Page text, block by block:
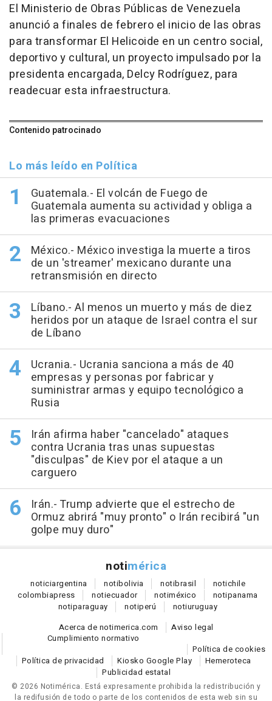
El Ministerio de Obras Públicas de Venezuela
anunció a finales de febrero el inicio de las obras
para transformar El Helicoide en un centro social,
deportivo y cultural, un proyecto impulsado por la
presidenta encargada, Delcy Rodríguez, para
readecuar esta infraestructura.
Contenido patrocinado
Lo más leído en Política
Guatemala.- El volcán de Fuego de
Guatemala aumenta su actividad y obliga a
las primeras evacuaciones
México.- México investiga la muerte a tiros
de un 'streamer' mexicano durante una
retransmisión en directo
Líbano.- Al menos un muerto y más de diez
heridos por un ataque de Israel contra el sur
de Líbano
Ucrania.- Ucrania sanciona a más de 40
empresas y personas por fabricar y
suministrar armas y equipo tecnológico a
Rusia
Irán afirma haber "cancelado" ataques
contra Ucrania tras unas supuestas
"disculpas" de Kiev por el ataque a un
carguero
Irán.- Trump advierte que el estrecho de
Ormuz abrirá "muy pronto" o Irán recibirá "un
golpe muy duro"
notimérica
noticiargentina notibolivia notibrasil notichile
colombiapress notiecuador notiméxico notipanama
notiparaguay notiperú notiuruguay
Acerca de notimerica.com
Aviso legal
Cumplimiento normativo
Política de cookies
Política de privacidad
Kiosko Google Play
Hemeroteca
Publicidad estatal
© 2026 Notimérica. Está expresamente prohibida la redistribución y
la redifusión de todo o parte de los contenidos de esta web sin su